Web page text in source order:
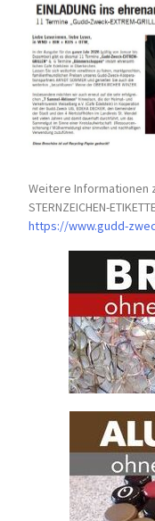
Weitere Informationen
STERNZEICHEN-
https://www.gudd-